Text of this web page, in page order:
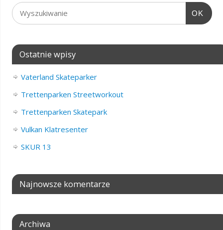
OK
Ostatnie wpisy
Vaterland Skateparker
Trettenparken Streetworkout
Trettenparken Skatepark
Vulkan Klatresenter
SKUR 13
Najnowsze komentarze
Archiwa